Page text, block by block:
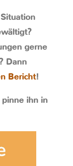
gerne
Dann
Bericht!
ihn in